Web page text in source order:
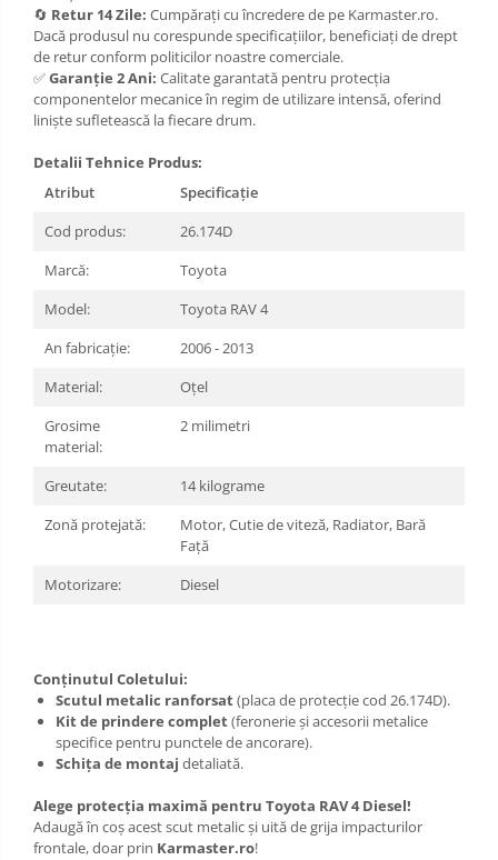
Carlige Xpeng
Carlige Xpeng G6
Carlige Xpeng G9
🔄 Retur 14 Zile: Cumpărați cu încredere de pe Karmaster.ro.
Dacă produsul nu corespunde specificațiilor, beneficiați de drept
de retur conform politicilor noastre comerciale.
✅Garanție 2 Ani: Calitate garantată pentru protecția
componentelor mecanice în regim de utilizare intensă, oferind
liniște sufletească la fiecare drum.
Detalii Tehnice Produs:
Atribut
Specificație
Cod produs:
26.174D
Marcă:
Toyota
Model:
Toyota RAV 4
An fabricație:
2006 - 2013
Material:
Oțel
Grosime
material:
2 milimetri
Greutate:
14 kilograme
Zonă protejată:
Motor, Cutie de viteză, Radiator, Bară
Față
Motorizare:
Diesel
Conținutul Coletului:
Scutul metalic ranforsat(placa de protecție cod 26.174D).
Kit de prindere complet(feronerie și accesorii metalice
specifice pentru punctele de ancorare).
Schița de montaj detaliată.
Alege protecția maximă pentru Toyota RAV 4 Diesel!
Adaugă în coș acest scut metalic și uită de grija impacturilor
frontale, doar prin Karmaster.ro!